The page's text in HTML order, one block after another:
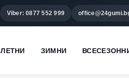
Viber: 0877 552 999
ЛЕТНИ ЗИМНИ